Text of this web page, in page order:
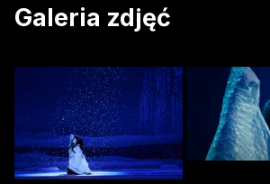
Galeria zdjęć